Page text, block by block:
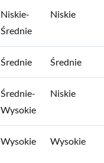
Niskie-
Średnie
Niskie
Średnie Średnie
Średnie-
Wysokie
Niskie
Wysokie Wysokie